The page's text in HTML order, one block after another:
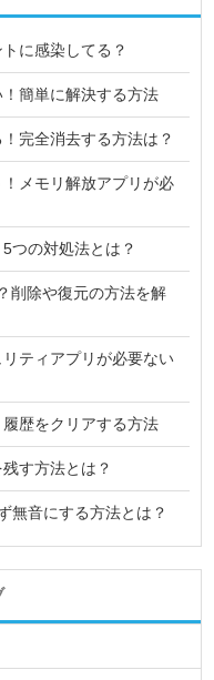
に感染してる？
簡単に解決する方法
完全消去する方法は？
メモリ解放アプリが必
つの対処法とは？
削除や復元の方法を解
ティアプリが必要ない
歴をクリアする方法
す方法とは？
無音にする方法とは？